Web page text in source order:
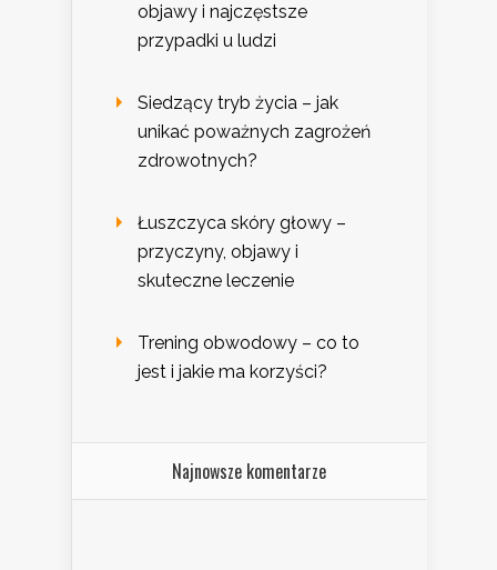
objawy i najczęstsze
przypadki u ludzi
Siedzący tryb życia – jak
unikać poważnych zagrożeń
zdrowotnych?
Łuszczyca skóry głowy –
przyczyny, objawy i
skuteczne leczenie
Trening obwodowy – co to
jest i jakie ma korzyści?
Najnowsze komentarze